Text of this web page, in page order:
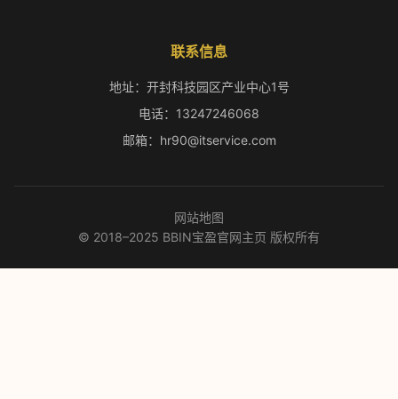
联系信息
地址：开封科技园区产业中心1号
电话：13247246068
邮箱：hr90@itservice.com
网站地图
© 2018–2025 BBIN宝盈官网主页 版权所有